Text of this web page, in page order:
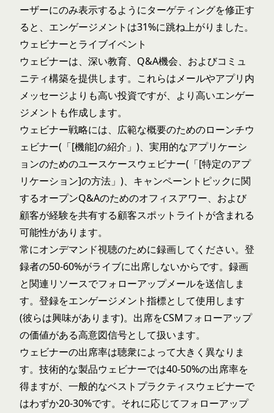
ーザーにのみ表示するようにターゲティングを修正す
ると、エンゲージメントは31%に跳ね上がりました。
ウェビナーとライブイベント
ウェビナーは、深い教育、Q&A機会、およびコミュ
ニティ構築を提供します。これらはメールやアプリ内
メッセージよりも高い投資ですが、より高いエンゲー
ジメントも作成します。
ウェビナー戦略には、広範な概要のためのローンチウ
ェビナー(「[機能]の紹介」)、実用的なアプリケーシ
ョンのためのユースケースウェビナー(「[特定のアプ
リケーション]の方法」)、キャンペーントピックに関
するオープンQ&Aのためのオフィスアワー、および
顧客が経験を共有する顧客スポットライトが含まれる
可能性があります。
常にオンデマンド視聴のために録画してください。登
録者の50-60%がライブに出席しないからです。録画
と関連リソースでフォローアップメールを送信しま
す。登録をエンゲージメント指標として使用します
(彼らは興味があります)。出席をCSMフォローアップ
の価値がある高意図信号として扱います。
ウェビナーの出席率は聴衆によって大きく異なりま
す。技術的な製品ウェビナーでは40-50%の出席率を
得ますが、一般的なベストプラクティスウェビナーで
はわずか20-30%です。それに応じてフォローアップ